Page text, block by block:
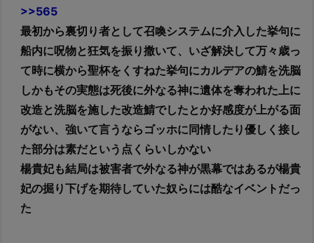
>>565
最初から裏切り者として召喚システムに介入した挙句に
船内に呪物と狂気を振り撒いて、いざ解決して万々歳っ
て時に横から聖杯をくすねた挙句にカルデアの鯖を洗脳
しかもその実態は死後に外なる神に遺体を奪われた上に
改造と洗脳を施した改造鯖でしたとか好感度が上がる面
がない、強いて言うならゴッホに同情したり優しく接し
た部分は素だという点くらいしかない
楊貴妃も結局は被害者で外なる神が黒幕ではあるが楊貴
妃の掘り下げを期待していた奴らには酷なイベントだっ
た